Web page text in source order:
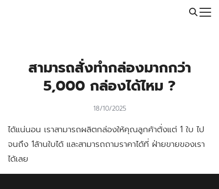
Call: 064-246-5614 | Line: @thaiprintshop
สามารถสั่งทำกล่องมากกว่า
5,000 กล่องได้ไหม ?
18/10/2025
ได้แน่นอน เราสามารถผลิตกล่องให้คุณลูกค้าตั่งแต่ 1 ใบ ไป
จนถึง 1ล้านใบได้ และสามารถถามราคาได้ที่ ฝ่ายขายของเรา
ได้เลย